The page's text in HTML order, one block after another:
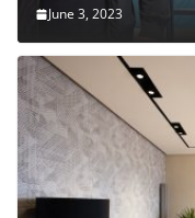
June 3, 2023